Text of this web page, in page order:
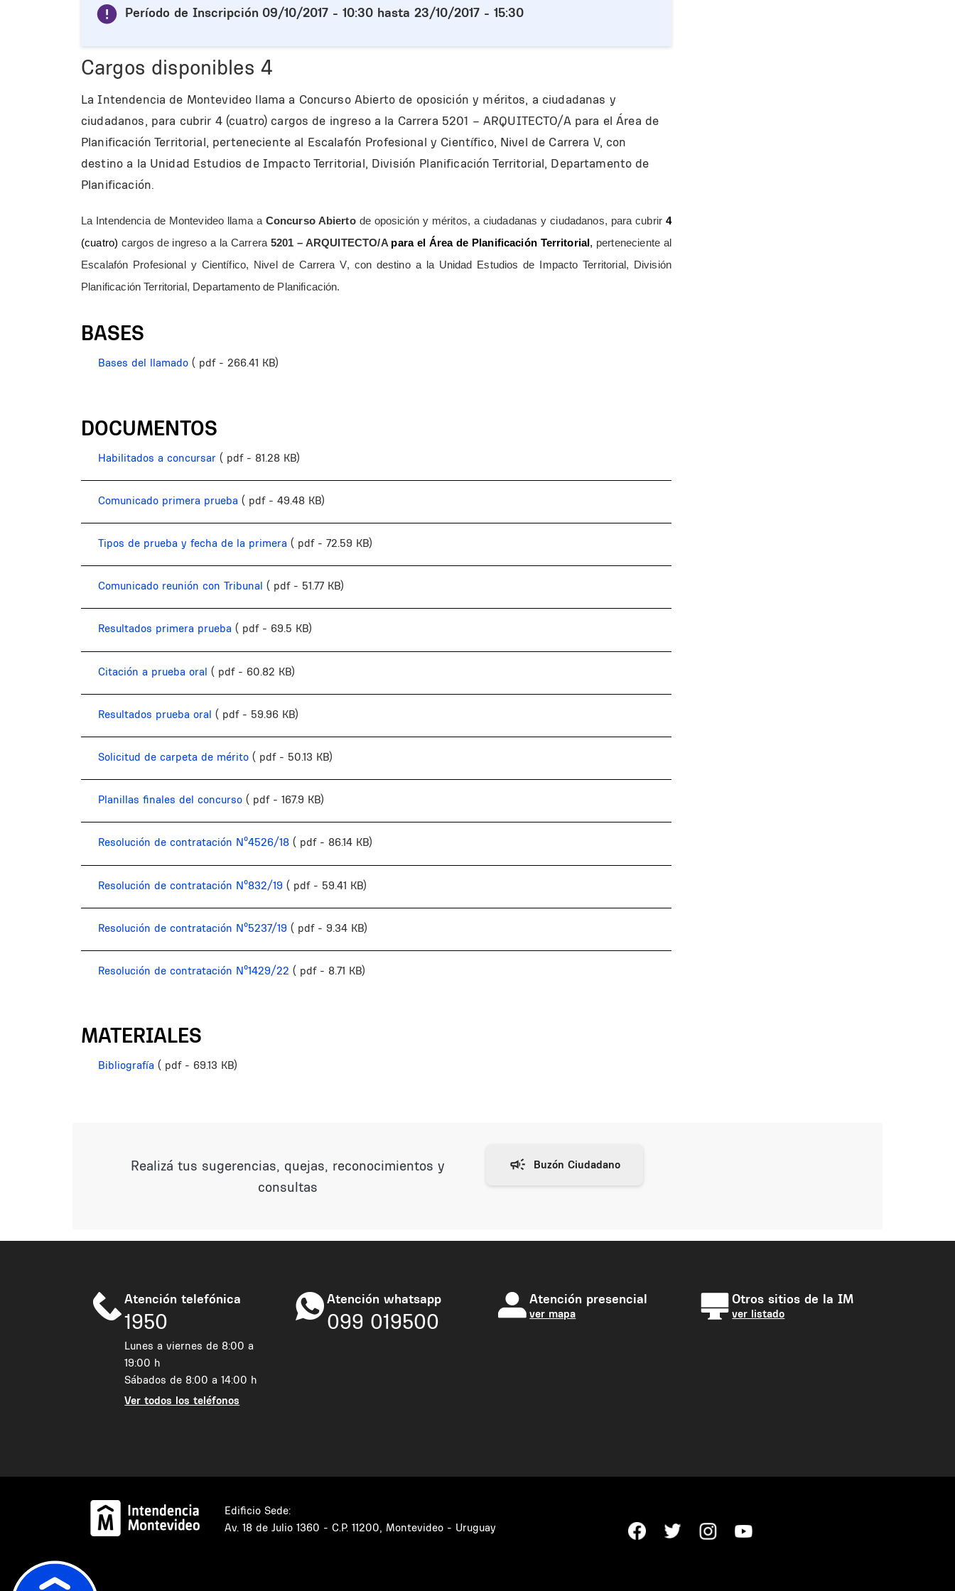
Período de Inscripción 09/10/2017 - 10:30 hasta 23/10/2017 - 15:30
Cargos disponibles 4
La Intendencia de Montevideo llama a Concurso Abierto de oposición y méritos, a ciudadanas y
ciudadanos, para cubrir 4 (cuatro) cargos de ingreso a la Carrera 5201 – ARQUITECTO/A para el Área de
Planificación Territorial, perteneciente al Escalafón Profesional y Científico, Nivel de Carrera V, con
destino a la Unidad Estudios de Impacto Territorial, División Planificación Territorial, Departamento de
Planificación.
La Intendencia de Montevideo llama a Concurso Abiertode oposición y méritos, a ciudadanas y ciudadanos, para cubrir 4
(cuatro) cargos de ingreso a la Carrera 5201 – ARQUITECTO/A para el Área de Planificación Territorial , perteneciente al
Escalafón Profesional y Científico, Nivel de Carrera V, con destino a la Unidad Estudios de Impacto Territorial, División
Planificación Territorial, Departamento de Planificación.
BASES
Bases del llamado ( pdf - 266.41 KB)
DOCUMENTOS
Habilitados a concursar ( pdf - 81.28 KB)
Comunicado primera prueba ( pdf - 49.48 KB)
Tipos de prueba y fecha de la primera ( pdf - 72.59 KB)
Comunicado reunión con Tribunal ( pdf - 51.77 KB)
Resultados primera prueba ( pdf - 69.5 KB)
Citación a prueba oral ( pdf - 60.82 KB)
Resultados prueba oral ( pdf - 59.96 KB)
Solicitud de carpeta de mérito ( pdf - 50.13 KB)
Planillas finales del concurso ( pdf - 167.9 KB)
Resolución de contratación Nº4526/18 ( pdf - 86.14 KB)
Resolución de contratación Nº832/19 ( pdf - 59.41 KB)
Resolución de contratación Nº5237/19 ( pdf - 9.34 KB)
Resolución de contratación Nº1429/22 ( pdf - 8.71 KB)
MATERIALES
Bibliografía ( pdf - 69.13 KB)
Realizá tus sugerencias, quejas, reconocimientos y
consultas
Atención telefónica
1950
Lunes a viernes de 8:00 a
19:00 h
Sábados de 8:00 a 14:00 h
Ver todos los teléfonos
Atención whatsapp
099 019500
Atención presencial
ver mapa
Otros sitios de la IM
ver listado
Edificio Sede:
Av. 18 de Julio 1360 - C.P. 11200, Montevideo - Uruguay